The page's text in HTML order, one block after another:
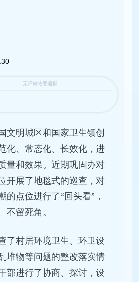
文明城区和国家卫生镇创
化、常态化、长效化，进
量和效果。近期巩固办对
开展了地毯式的巡查，对
的点位进行了“回头看”，
不留死角。
了村居环境卫生、环卫设
堆物等问题的整改落实情
部进行了协商、探讨，设